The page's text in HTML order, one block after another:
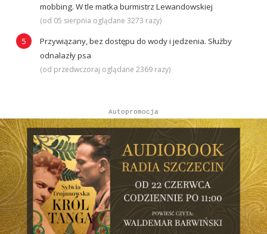
mobbing. W tle matka burmistrz Lewandowskiej
(od 05 sierpnia oglądane 3273 razy)
Przywiązany, bez dostępu do wody i jedzenia. Służby
odnalazły psa
(od przedwczoraj oglądane 2369 razy)
Autopromocja